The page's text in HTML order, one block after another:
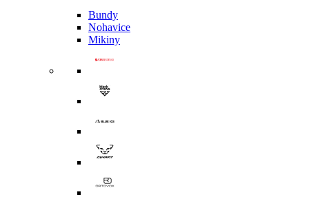
Bundy
Nohavice
Mikiny